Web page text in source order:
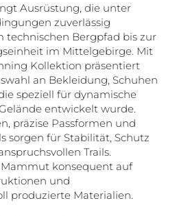
Ausrüstung, die unter
zuverlässig
technischen Bergpfad bis zur
im Mittelgebirge. Mit
Kollektion präsentiert
an Bekleidung, Schuhen
speziell für dynamische
entwickelt wurde.
präzise Passformen und
sorgen für Stabilität, Schutz
Trails.
konsequent auf
und
produzierte Materialien.